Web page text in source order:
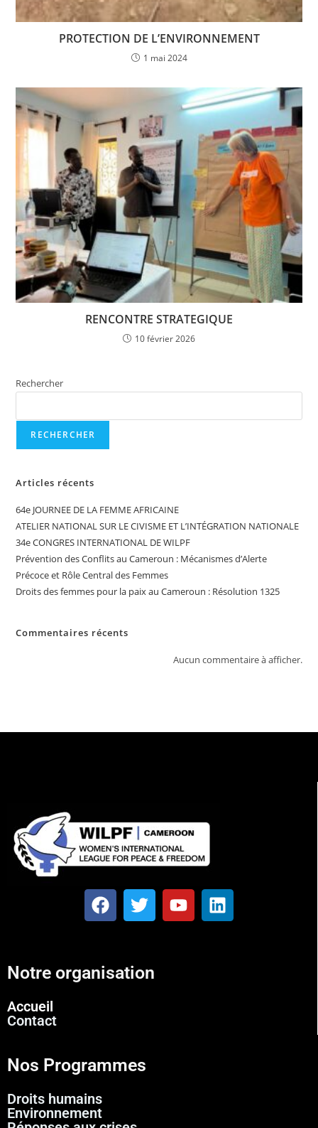
PROTECTION DE L’ENVIRONNEMENT
1 mai 2024
RENCONTRE STRATEGIQUE
10 février 2026
Rechercher
RECHERCHER
Articles récents
64e JOURNEE DE LA FEMME AFRICAINE
ATELIER NATIONAL SUR LE CIVISME ET L’INTÉGRATION NATIONALE
34e CONGRES INTERNATIONAL DE WILPF
Prévention des Conflits au Cameroun : Mécanismes d’Alerte
Précoce et Rôle Central des Femmes
Droits des femmes pour la paix au Cameroun : Résolution 1325
Commentaires récents
Aucun commentaire à afficher.
Notre organisation
Accueil
Contact
Nos Programmes
Droits humains
Environnement